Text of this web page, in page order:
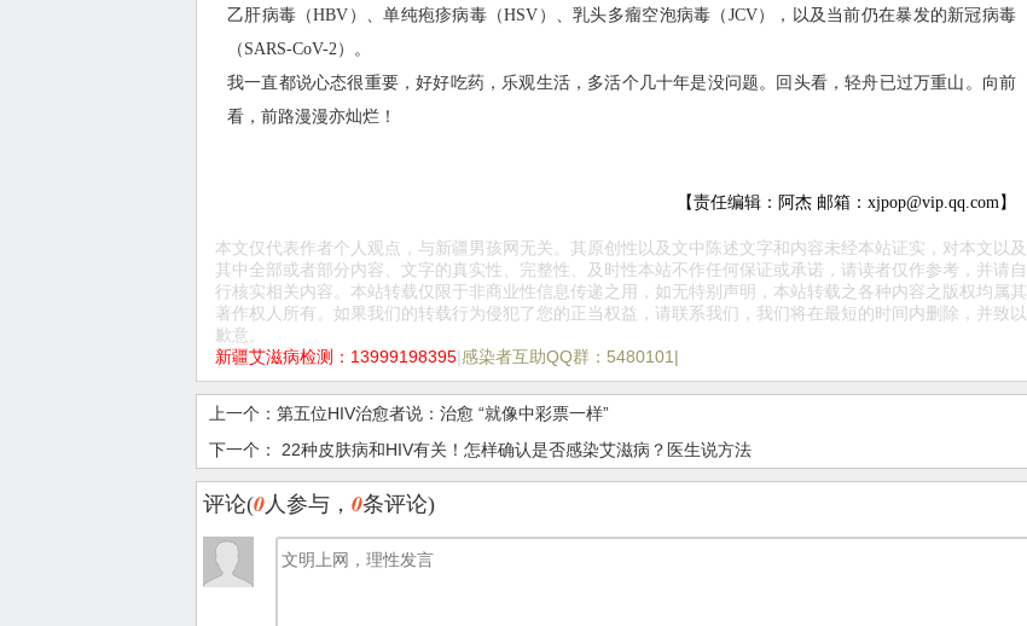
乙肝病毒（HBV）、单纯疱疹病毒（HSV）、乳头多瘤空泡病毒（JCV），以及当前仍在暴发的新冠病毒
（SARS-CoV-2）。
我一直都说心态很重要，好好吃药，乐观生活，多活个几十年是没问题。回头看，轻舟已过万重山。向前
看，前路漫漫亦灿烂！
【责任编辑：阿杰 邮箱：xjpop@vip.qq.com】
本文仅代表作者个人观点，与新疆男孩网无关。其原创性以及文中陈述文字和内容未经本站证实，对本文以及
其中全部或者部分内容、文字的真实性、完整性、及时性本站不作任何保证或承诺，请读者仅作参考，并请自
行核实相关内容。本站转载仅限于非商业性信息传递之用，如无特别声明，本站转载之各种内容之版权均属其
著作权人所有。如果我们的转载行为侵犯了您的正当权益，请联系我们，我们将在最短的时间内删除，并致以
歉意。
新疆艾滋病检测：13999198395|感染者互助QQ群：5480101|
上一个： 第五位HIV治愈者说：治愈 “就像中彩票一样”
下一个： 22种皮肤病和HIV有关！怎样确认是否感染艾滋病？医生说方法
评论(0人参与， 0条评论)